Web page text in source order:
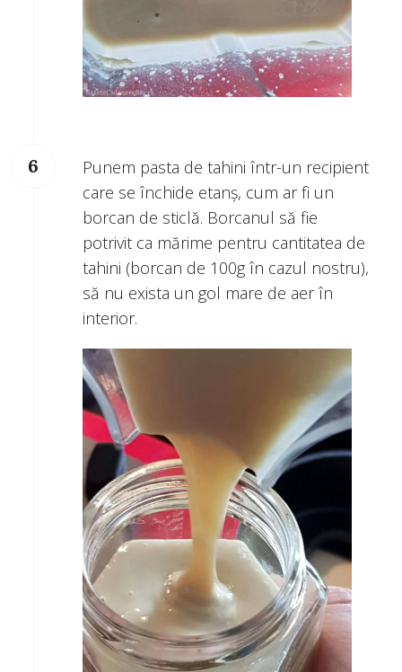
Punem pasta de tahini într-un recipient
care se închide etanș, cum ar fi un
borcan de sticlă. Borcanul să fie
potrivit ca mărime pentru cantitatea de
tahini (borcan de 100g în cazul nostru),
să nu exista un gol mare de aer în
interior.